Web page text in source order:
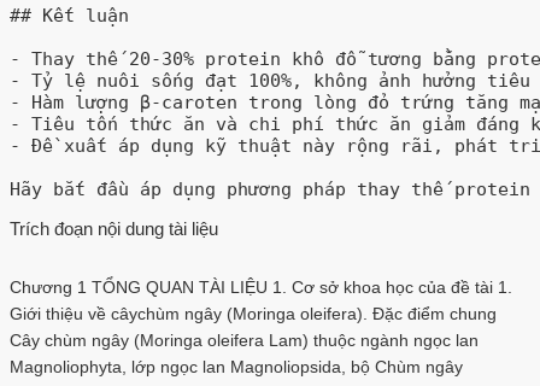
## Kết luận
- Thay thế 20-30% protein khô đỗ tương bằng
- Tỷ lệ nuôi sống đạt 100%, không ảnh hưởng
- Hàm lượng β-caroten trong lòng đỏ trứng tăng
- Tiêu tốn thức ăn và chi phí thức ăn giảm
- Đề xuất áp dụng kỹ thuật này rộng rãi, phát
Trích đoạn nội dung tài liệu
Chương 1 TỔNG QUAN TÀI LIỆU 1. Cơ sở khoa học của đề tài 1.
Giới thiệu về câychùm ngây (Moringa oleifera). Đặc điểm chung
Cây chùm ngây (Moringa oleifera Lam) thuộc ngành ngọc lan
Magnoliophyta, lớp ngọc lan Magnoliopsida, bộ Chùm ngây